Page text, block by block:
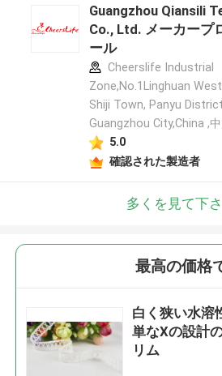
Guangzhou Qiansili
Co., Ltd. メーカープ
ール
Cheerslife Industrial
Zone,No.1Linghuan
Shiji Town, Panyu
Guangzhou City,China ,中
5.0
確認された製造者
多くを見て下
最高の価格
白く狭い水溶
単なXの設計
リム